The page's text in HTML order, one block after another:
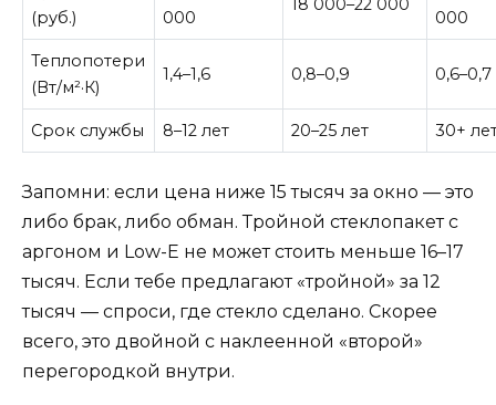
(руб.)
000
18 000–22 000
000
Теплопотери
(Вт/м²·К)
1,4–1,6 0,8–0,9 0,6–0,7
Срок службы 8–12 лет 20–25 лет 30+
Запомни: если цена ниже 15 тысяч за окно — это
либо брак, либо обман. Тройной стеклопакет с
аргоном и Low-E не может стоить меньше 16–17
тысяч. Если тебе предлагают «тройной» за 12
тысяч — спроси, где стекло сделано. Скорее
всего, это двойной с наклеенной «второй»
перегородкой внутри.